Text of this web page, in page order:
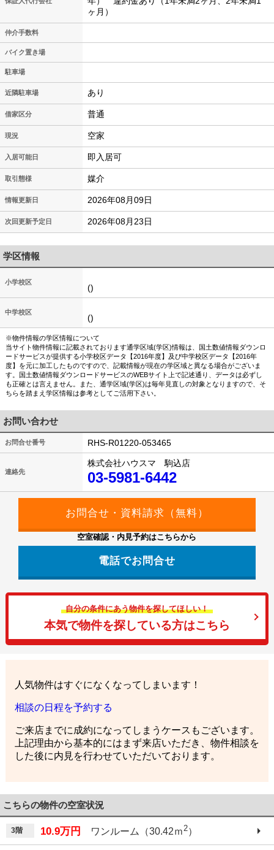
ヶ月）
仲介手数料
バイク置き場
駐車場
近隣駐車場 あり
借家区分 普通
現況 空家
入居可能日 即入居可
取引態様 媒介
情報更新日 2026年08月09日
次回更新予定日 2026年08月23日
学区情報
小学校区
()
中学校区
()
※物件情報の学区情報について
当サイト物件情報に記載されております通学区域(学区)情報は、国土数値情報ダウンロ
ードサービスが提供する小学校区データ【2016年度】及び中学校区データ【2016年
度】を元に加工したものですので、記載情報が現在の学区域と異なる場合がございま
す。国土数値情報ダウンロードサービスのWEBサイト上で記述通り、データは必ずし
も正確とは言えません。また、通学区域(学区)は毎年見直しの対象となりますので、そ
ちらを踏まえ学区情報は参考としてご活用下さい。
お問い合わせ
お問合せ番号 RHS-R01220-053465
連絡先
株式会社ハウスマ 駒込店
03-5981-6442
空室確認・内見予約はこちらから
電話でお問合せ
自分の条件にあう物件を探してほしい！
本気で物件を探している方はこちら
人気物件はすぐになくなってしまいます！
相談の日程を予約する
ご来店までに成約になってしまうケースもございます。
上記理由から基本的にはまず来店いただき、物件相談を
した後に内見を行わせていただいております。
こちらの物件の空室状況
3階 10.9万円 ワンルーム（30.42ｍ 2）